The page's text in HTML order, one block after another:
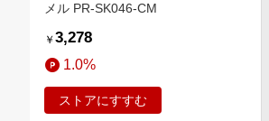
メル PR-SK046-CM
￥ 3,278
1.0%
ストアにすすむ